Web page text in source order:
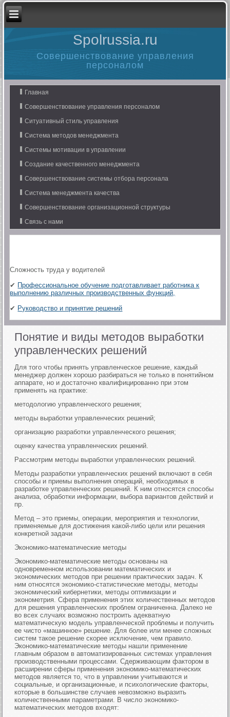
Spolrussia.ru
Совершенствование управления
персоналом
Главная
Совершенствование управления персоналом
Ситуативный стиль управления
Система методов менеджмента
Системы мотивации в управлении
Создание качественного менеджмента
Совершенствование системы отбора персонала
Система менеджмента качества
Совершенствование организационной структуры
Связь с нами
Сложность труда у водителей
✔ Профессиональное обучение подготавливает работника к
выполнению различных производственных функций,
✔ Руководство и принятие решений
Понятие и виды методов выработки
управленческих решений
Для того чтобы принять управленческое решение, каждый
менеджер должен хорошо разбираться не только в понятийном
аппарате, но и достаточно квалифицированно при этом
применять на практике:
методологию управленческого решения;
методы выработки управленческих решений;
организацию разработки управленческого решения;
оценку качества управленческих решений.
Рассмотрим методы выработки управленческих решений.
Методы разработки управленческих решений включают в себя
способы и приемы выполнения операций, необходимых в
разработке управленческих решений. К ним относятся способы
анализа, обработки информации, выбора вариантов действий и
пр.
Метод – это приемы, операции, мероприятия и технологии,
применяемые для достижения какой-либо цели или решения
конкретной задачи
Экономико-математические методы
Экономико-математические методы основаны на
одновременном использовании математических и
экономических методов при решении практических задач. К
ним относятся экономико-статистические методы, методы
экономический кибернетики, методы оптимизации и
эконометрия. Сфера применения этих количественных методов
для решения управленческих проблем ограниченна. Далеко не
во всех случаях возможно построить адекватную
математическую модель управленческой проблемы и получить
ее чисто «машинное» решение. Для более или менее сложных
систем такое решение скорее исключение, чем правило.
Экономико-математические методы нашли применение
главным образом в автоматизированных системах управления
производственными процессами. Сдерживающим фактором в
расширении сферы применения экономико-математических
методов является то, что в управлении учитываются и
социальные, и организационные, и психологические факторы,
которые в большинстве случаев невозможно выразить
количественными параметрами. В число экономико-
математических методов входят: